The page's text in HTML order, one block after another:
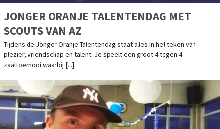
JONGER ORANJE TALENTENDAG MET
SCOUTS VAN AZ
Tijdens de Jonger Oranje Talentendag staat alles in het teken van
plezier, vriendschap en talent. Je speelt een groot 4 tegen 4-
zaaltoernooi waarbij [...]